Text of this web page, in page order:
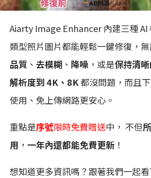
Aiarty Image Enhancer 內建三種 AI
類型照片圖片都能輕鬆一鍵修復，
品質 、 去模糊 、 降噪 ，或是保持清
解析度到 4K、8K都沒問題，而且
使用、免上傳網路更安心。
重點是序號限時免費贈送中， 不但
用 ， 一年內還都能免費更新 ！
想知道更多資訊嗎？跟著我們一起看